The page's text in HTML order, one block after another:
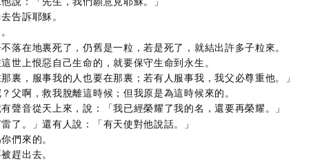
告訴耶穌。
落在地裏死了，仍舊是一粒，若是死了，就結出許多子粒來。
世上恨惡自己生命的，就要保守生命到永生。
裏，服事我的人也要在那裏；若有人服事我，我父必尊重他。」
父啊，救我脫離這時候；但我原是為這時候來的。
聲音從天上來，說：「我已經榮耀了我的名，還要再榮耀。」
了。」還有人說：「有天使對他說話。」
們來的。
趕出去。